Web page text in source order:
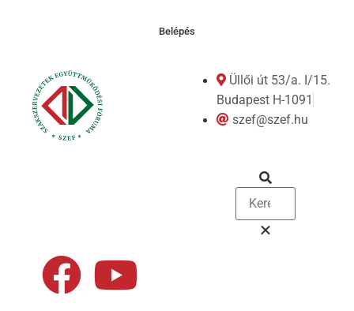
Belépés
Üllői út 53/a. I/15.
Budapest H-1091
szef@szef.hu